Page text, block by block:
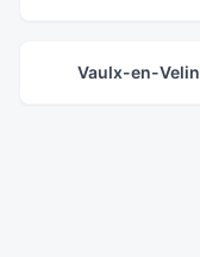
Vaulx-en-Velin